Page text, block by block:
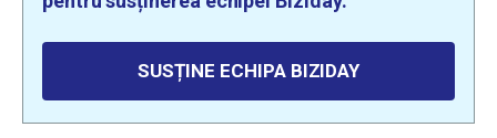
SUSȚINE ECHIPA BIZIDAY